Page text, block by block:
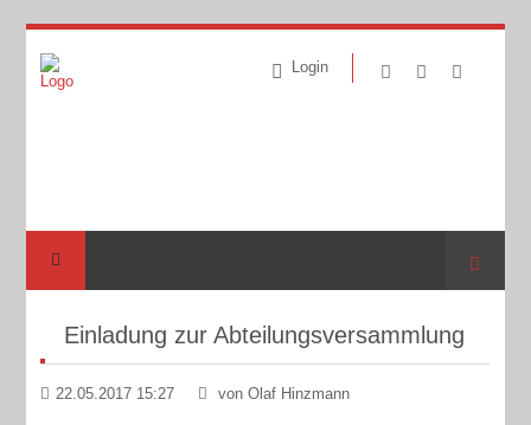
Login
Suche
Einladung zur Abteilungsversammlung
22.05.2017 15:27 von Olaf Hinzmann